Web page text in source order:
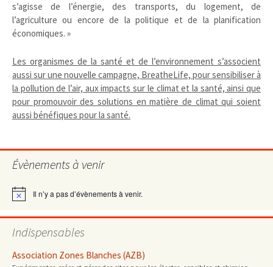
s’agisse de l’énergie, des transports, du logement, de
l’agriculture ou encore de la politique et de la planification
économiques. »
Les organismes de la santé et de l’environnement s’associent
aussi sur une nouvelle campagne, BreatheLife, pour sensibiliser à
la pollution de l’air, aux impacts sur le climat et la santé, ainsi que
pour promouvoir des solutions en matière de climat qui soient
aussi bénéfiques pour la santé.
Évènements à venir
Notice Il n’y a pas d’évènements à venir.
Indispensables
Association Zones Blanches (AZB)